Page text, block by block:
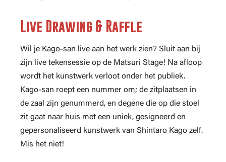
Live Drawing & Raffle
Wil je Kago-san live aan het werk zien? Sluit aan bij
zijn live tekensessie op de Matsuri Stage! Na afloop
wordt het kunstwerk verloot onder het publiek.
Kago-san roept een nummer om; de zitplaatsen in
de zaal zijn genummerd, en degene die op die stoel
zit gaat naar huis met een uniek, gesigneerd en
gepersonaliseerd kunstwerk van Shintaro Kago zelf.
Mis het niet!